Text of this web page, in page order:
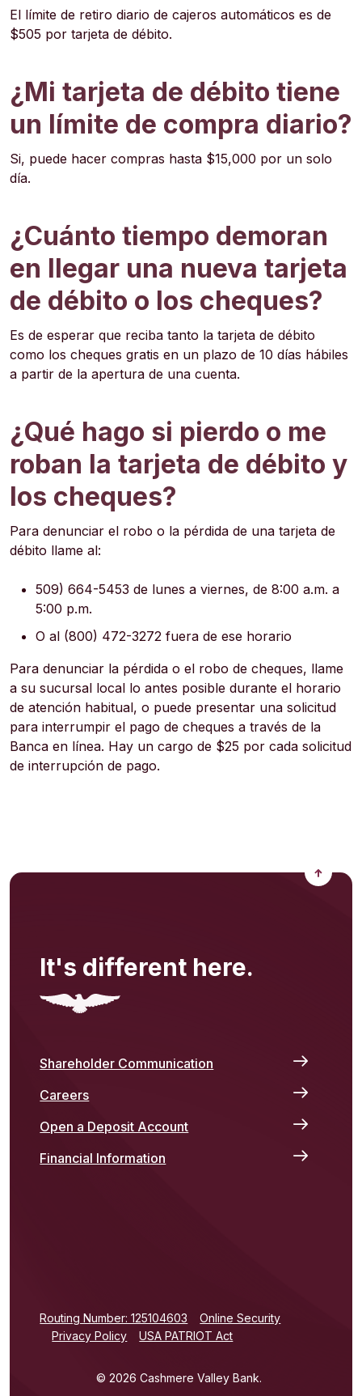
El límite de retiro diario de cajeros automáticos es de
$505 por tarjeta de débito.
¿Mi tarjeta de débito tiene
un límite de compra diario?
Si, puede hacer compras hasta $15,000 por un solo
día.
¿Cuánto tiempo demoran
en llegar una nueva tarjeta
de débito o los cheques?
Es de esperar que reciba tanto la tarjeta de débito
como los cheques gratis en un plazo de 10 días hábiles
a partir de la apertura de una cuenta.
¿Qué hago si pierdo o me
roban la tarjeta de débito y
los cheques?
Para denunciar el robo o la pérdida de una tarjeta de
débito llame al:
509) 664-5453 de lunes a viernes, de 8:00 a.m. a
5:00 p.m.
O al (800) 472-3272 fuera de ese horario
Para denunciar la pérdida o el robo de cheques, llame
a su sucursal local lo antes posible durante el horario
de atención habitual, o puede presentar una solicitud
para interrumpir el pago de cheques a través de la
Banca en línea. Hay un cargo de $25 por cada solicitud
de interrupción de pago.
Back
It's different here.
Shareholder Communication
Careers
Open a Deposit Account
Financial Information
Routing Number: 125104603 (Opens in a new Window)
Online Security
Privacy Policy
USA PATRIOT Act
© 2026 Cashmere Valley Bank.